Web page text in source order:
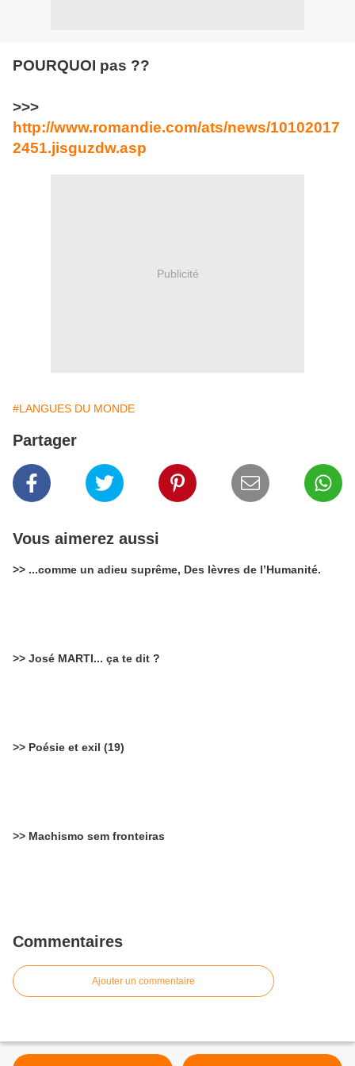
POURQUOI pas ??
>>>
http://www.romandie.com/ats/news/10102017
2451.jisguzdw.asp
Publicité
#LANGUES DU MONDE
Partager
Vous aimerez aussi
>> ...comme un adieu suprême, Des lèvres de l’Humanité.
>> José MARTI... ça te dit ?
>> Poésie et exil (19)
>> Machismo sem fronteiras
Commentaires
Ajouter un commentaire